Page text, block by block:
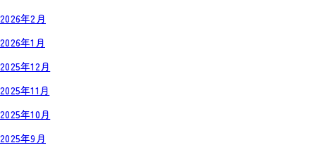
2026年2月
2026年1月
2025年12月
2025年11月
2025年10月
2025年9月